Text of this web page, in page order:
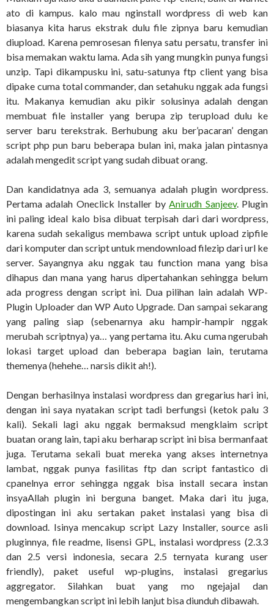
ato di kampus. kalo mau nginstall wordpress di web kan
biasanya kita harus ekstrak dulu file zipnya baru kemudian
diupload. Karena pemrosesan filenya satu persatu, transfer ini
bisa memakan waktu lama. Ada sih yang mungkin punya fungsi
unzip. Tapi dikampusku ini, satu-satunya ftp client yang bisa
dipake cuma total commander, dan setahuku nggak ada fungsi
itu. Makanya kemudian aku pikir solusinya adalah dengan
membuat file installer yang berupa zip terupload dulu ke
server baru terekstrak. Berhubung aku ber’pacaran’ dengan
script php pun baru beberapa bulan ini, maka jalan pintasnya
adalah mengedit script yang sudah dibuat orang.
Dan kandidatnya ada 3, semuanya adalah plugin wordpress.
Pertama adalah Oneclick Installer byAnirudh Sanjeev. Plugin
ini paling ideal kalo bisa dibuat terpisah dari dari wordpress,
karena sudah sekaligus membawa script untuk upload zipfile
dari komputer dan script untuk mendownload filezip dari url ke
server. Sayangnya aku nggak tau function mana yang bisa
dihapus dan mana yang harus dipertahankan sehingga belum
ada progress dengan script ini. Dua pilihan lain adalah WP-
Plugin Uploader dan WP Auto Upgrade. Dan sampai sekarang
yang paling siap (sebenarnya aku hampir-hampir nggak
merubah scriptnya) ya… yang pertama itu. Aku cuma ngerubah
lokasi target upload dan beberapa bagian lain, terutama
themenya (hehehe… narsis dikit ah!).
Dengan berhasilnya instalasi wordpress dan gregarius hari ini,
dengan ini saya nyatakan script tadi berfungsi (ketok palu 3
kali). Sekali lagi aku nggak bermaksud mengklaim script
buatan orang lain, tapi aku berharap script ini bisa bermanfaat
juga. Terutama sekali buat mereka yang akses internetnya
lambat, nggak punya fasilitas ftp dan script fantastico di
cpanelnya error sehingga nggak bisa install secara instan
insyaAllah plugin ini berguna banget. Maka dari itu juga,
dipostingan ini aku sertakan paket instalasi yang bisa di
download. Isinya mencakup script Lazy Installer, source asli
pluginnya, file readme, lisensi GPL, instalasi wordpress (2.3.3
dan 2.5 versi indonesia, secara 2.5 ternyata kurang user
friendly), paket useful wp-plugins, instalasi gregarius
aggregator. Silahkan buat yang mo ngejajal dan
mengembangkan script ini lebih lanjut bisa diunduh dibawah.